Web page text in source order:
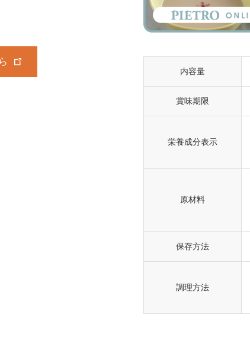
内容量
賞味期限
栄養成分表示
原材料
保存方法
調理方法